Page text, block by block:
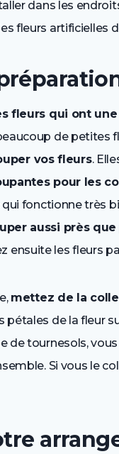
dans les
fleurs artificielles
fleurs qui ont
de
vos fleurs.
pour les
fonctionne très
aussi près
ensuite les fleurs
mettez de la
de la fleur
de tournesols,
Si vous le